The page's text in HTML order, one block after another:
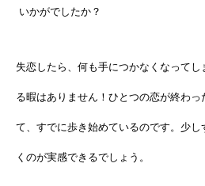
いかがでしたか？
失恋したら、何も手につかなくなって
る暇はありません！ひとつの恋が終わ
て、すでに歩き始めているのです。少
くのが実感できるでしょう。